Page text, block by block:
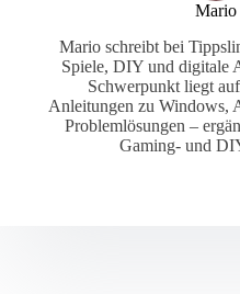
Mario
Mario schreibt bei
Spiele, DIY und digitale
Schwerpunkt liegt
Anleitungen zu Windows,
Problemlösungen –
Gaming- und